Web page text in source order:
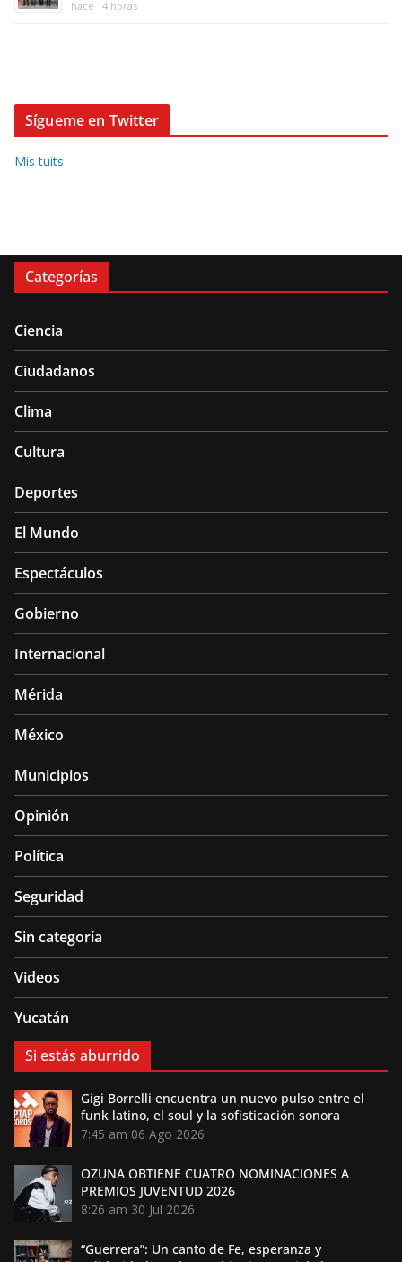
hace 14 horas
Sígueme en Twitter
Mis tuits
Categorías
Ciencia
Ciudadanos
Clima
Cultura
Deportes
El Mundo
Espectáculos
Gobierno
Internacional
Mérida
México
Municipios
Opinión
Política
Seguridad
Sin categoría
Videos
Yucatán
Si estás aburrido
Gigi Borrelli encuentra un nuevo pulso entre el
funk latino, el soul y la sofisticación sonora
7:45 am 06 Ago 2026
OZUNA OBTIENE CUATRO NOMINACIONES A
PREMIOS JUVENTUD 2026
8:26 am 30 Jul 2026
“Guerrera”: Un canto de Fe, esperanza y